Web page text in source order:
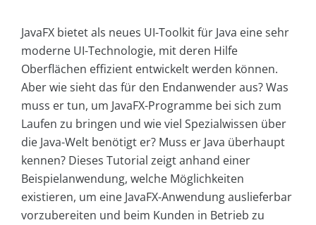
JavaFX bietet als neues UI-Toolkit für Java eine sehr
moderne UI-Technologie, mit deren Hilfe
Oberflächen effizient entwickelt werden können.
Aber wie sieht das für den Endanwender aus? Was
muss er tun, um JavaFX-Programme bei sich zum
Laufen zu bringen und wie viel Spezialwissen über
die Java-Welt benötigt er? Muss er Java überhaupt
kennen? Dieses Tutorial zeigt anhand einer
Beispielanwendung, welche Möglichkeiten
existieren, um eine JavaFX-Anwendung auslieferbar
vorzubereiten und beim Kunden in Betrieb zu